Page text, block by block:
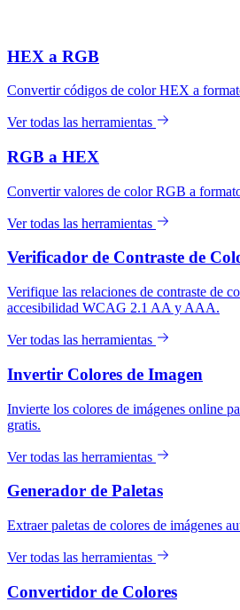
HEX a RGB
Convertir códigos de color HEX a
Ver todas las herramientas
RGB a HEX
Convertir valores de color RGB a
Ver todas las herramientas
Verificador de Contraste de
Verifique las relaciones de contraste de
accesibilidad WCAG 2.1 AA y AAA.
Ver todas las herramientas
Invertir Colores de Imagen
Invierte los colores de imágenes online
gratis.
Ver todas las herramientas
Generador de Paletas
Extraer paletas de colores de imágenes
Ver todas las herramientas
Convertidor de Colores